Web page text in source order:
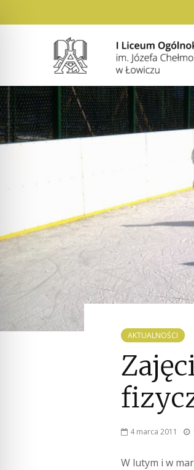
AKTUALNOŚCI
4 marca 2011
W lutym i w